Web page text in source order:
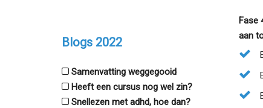
Blogs 2022
Samenvatting weggegooid
Heeft een cursus nog wel zin?
Snellezen met adhd, hoe dan?
Fase
aan